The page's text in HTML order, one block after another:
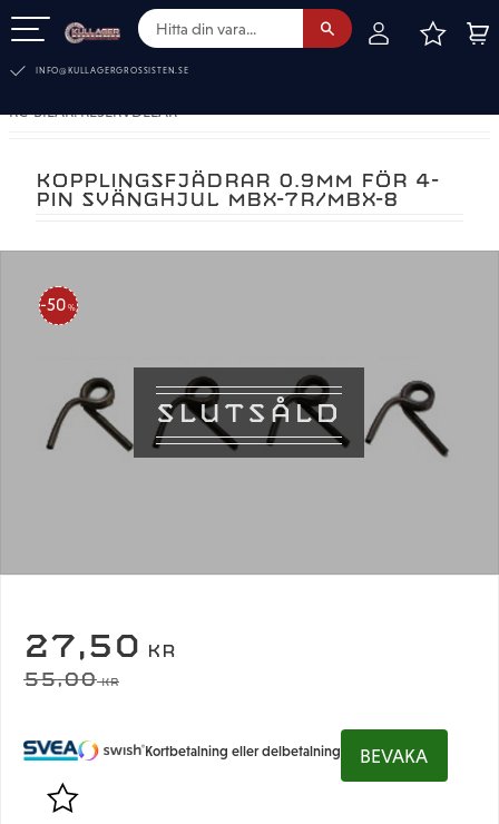
INFO@KULLAGERGROSSISTEN.SE
RC-BILAR. RESERVDELAR
KOPPLINGSFJÄDRAR 0.9MM FÖR 4-
PIN SVÄNGHJUL MBX-7R/MBX-8
SLUTSÅLD
50 %
NEDSATT PRIS:
27,50 KR
ORDINARIE PRIS:
55,00KR
Lägg till i favoriter
Kortbetalning eller delbetalning BEVAKA